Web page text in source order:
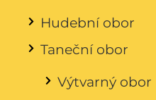
Hudební obor
Taneční obor
Výtvarný obor